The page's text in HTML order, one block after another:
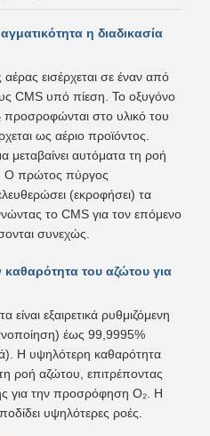
η διαδικασία
εισέρχεται σε έναν από
CMS υπό πίεση. Το οξυγόνο
προσροφώνται στο υλικό του
ως αέριο προϊόντος.
μεταβαίνει αυτόματα τη ροή
Ο πρώτος πύργος
(εκροφήσει) τα
το CMS για τον επόμενο
συνεχώς.
του αζώτου για
εξαιρετικά ρυθμιζόμενη
έως 99,9995%
Η υψηλότερη καθαρότητα
ροή αζώτου, επιτρέποντας
για την προσρόφηση O₂. Η
υψηλότερες ροές.